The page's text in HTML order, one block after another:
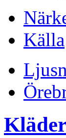
Källa